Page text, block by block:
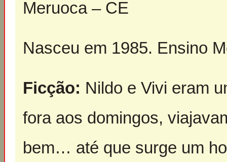
Meruoca – CE
Nasceu em 1985. Ensino
Ficção: Nildo e Vivi eram
fora aos domingos,
bem… até que surge um